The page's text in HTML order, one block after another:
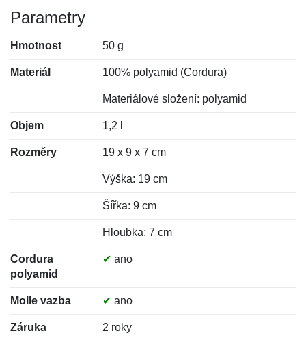
Parametry
Hmotnost 50 g
Materiál 100% polyamid (Cordura)
Materiálové složení: polyamid
Objem 1,2 l
Rozměry 19 x 9 x 7 cm
Výška: 19 cm
Šířka: 9 cm
Hloubka: 7 cm
Cordura
polyamid
✔ ano
Molle vazba ✔ ano
Záruka 2 roky